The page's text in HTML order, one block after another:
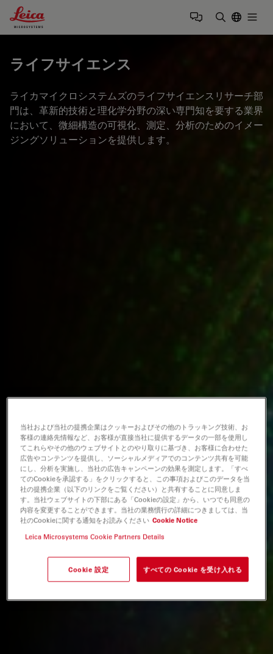
Leica Microsystems Logo
ライフサイエンス
ライカマイクロシステムズのライフサイエンスリサーチ部
門は、革新的技術と理化学分野の深い専門知を要する業界
において、微細構造の可視化、測定、分析のためのイメー
ジングソリューションを提供します。
当社および当社の提携企業はクッキーおよびその他のトラッキング技術、お
客様の連絡先情報など、お客様が直接当社に提供するデータの一部を使用し
てこれらやその他のウェブサイトとのやり取りに基づき、お客様に合わせた
広告やコンテンツを提供し、ソーシャルメディアでのコンテンツ共有を可能
にし、分析を実施し、当社の広告キャンペーンの効果を測定します。「すべ
てのCookieを承認する」をクリックすると、この事項およびこのデータを当
社の提携企業（以下のリンクをご覧ください）と共有することに同意しま
す。当社ウェブサイトの下部にある「Cookieの設定」から、いつでも同意の
内容を変更することができます。当社の業務慣行の詳細につきましては、当
社のCookieに関する通知をお読みください Cookie Notice
Leica Microsystems Cookie Partners Details
Cookie 設定 すべての Cookie を受け入れる